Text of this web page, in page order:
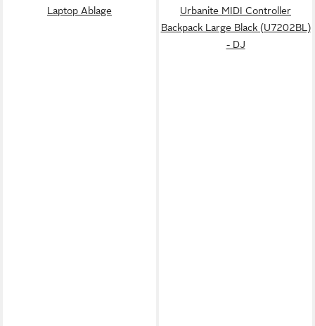
Laptop Ablage
Urbanite MIDI Controller
Backpack Large Black (U7202BL)
- DJ